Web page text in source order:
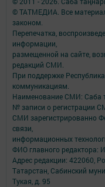
© ТАТМЕДИА. Все
законом.
Перепечатка,
информации,
размещенной на сайте,
редакций СМИ.
При поддержке
коммуникациям.
Наименование СМИ: Саба
№ записи о регистрации
СМИ зарегистрированно
связи,
информационных
ФИО главного редактора:
Адрес редакции: 422060,
Татарстан, Сабинский
Тукая, д. 95